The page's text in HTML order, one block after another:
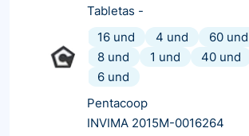
Tabletas -
16 und
4 und 60 und
8 und
1 und 40 und
6 und
Pentacoop
INVIMA 2015M-0016264